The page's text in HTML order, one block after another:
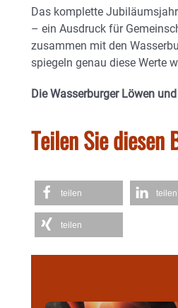
Das komplette
– ein Ausdruck für
zusammen mit den
spiegeln genau diese Werte
Die Wasserburger Löwen
Teilen Sie diesen
teilen teilen
teilen